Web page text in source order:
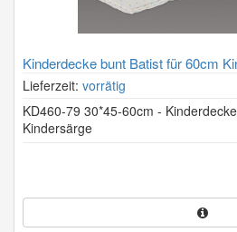
Kinderdecke bunt Batist für 60cm
Lieferzeit: vorrätig
KD460-79 30*45-60cm -
Kindersärge